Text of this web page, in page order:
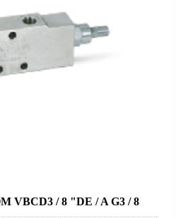
VBCD3 / 8 "DE / A G3 / 8